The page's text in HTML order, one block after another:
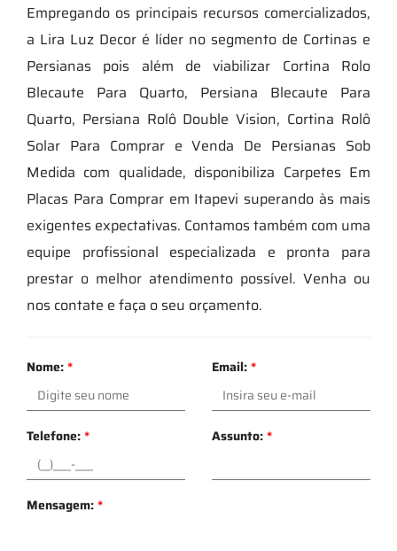
Empregando os principais recursos comercializados,
a Lira Luz Decor é líder no segmento de Cortinas e
Persianas pois além de viabilizar Cortina Rolo
Blecaute Para Quarto, Persiana Blecaute Para
Quarto, Persiana Rolô Double Vision, Cortina Rolô
Solar Para Comprar e Venda De Persianas Sob
Medida com qualidade, disponibiliza Carpetes Em
Placas Para Comprar em Itapevi superando às mais
exigentes expectativas. Contamos também com uma
equipe profissional especializada e pronta para
prestar o melhor atendimento possível. Venha ou
nos contate e faça o seu orçamento.
Nome:* Email:*
Telefone:* Assunto:*
Mensagem:*